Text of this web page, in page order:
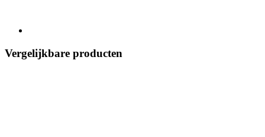
Vergelijkbare producten